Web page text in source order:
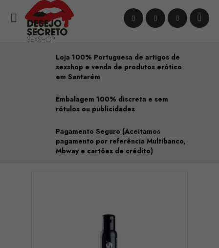

Loja 100% Portuguesa de artigos de
sexshop e venda de produtos erótico
em Santarém
Embalagem 100% discreta e sem
rótulos ou publicidades
Pagamento Seguro (Aceitamos
pagamento por referência Multibanco,
Mbway e cartões de crédito)